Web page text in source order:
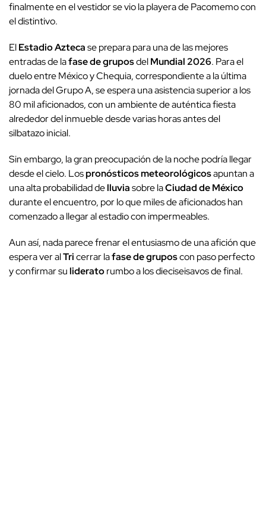
finalmente en el vestidor se vio la playera de Pacomemo con
el distintivo.
ElEstadio Aztecase prepara para una de las mejores
entradas de lafase de gruposdelMundial 2026. Para el
duelo entre México y Chequia, correspondiente a la última
jornada del Grupo A, se espera una asistencia superior a los
80 mil aficionados, con un ambiente de auténtica fiesta
alrededor del inmueble desde varias horas antes del
silbatazo inicial.
Sin embargo, la gran preocupación de la noche podría llegar
desde el cielo. Lospronósticos meteorológicosapuntan a
una alta probabilidad delluviasobre laCiudad de México
durante el encuentro, por lo que miles de aficionados han
comenzado a llegar al estadio con impermeables.
Aun así, nada parece frenar el entusiasmo de una afición que
espera ver alTricerrar lafase de gruposcon paso perfecto
y confirmar sulideratorumbo a los dieciseisavos de final.